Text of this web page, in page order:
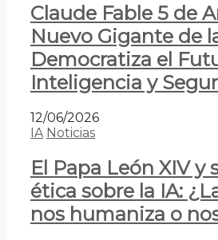
Claude Fable 5 de
Nuevo Gigante de
Democratiza el
Inteligencia y
12/06/2026
IA Noticias
El Papa León XIV y
ética sobre la IA:
nos humaniza o